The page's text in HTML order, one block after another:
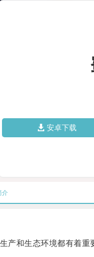
安卓下载
介
和生态环境都有着重